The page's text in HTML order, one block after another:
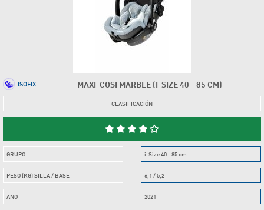
MAXI-COSI MARBLE (I-SIZE 40 - 85 CM)
ISOFIX
CLASIFICACIÓN
GRUPO
PESO (KG) SILLA / BASE
AÑO
i-Size 40 - 85 cm
6,1 / 5,2
2021